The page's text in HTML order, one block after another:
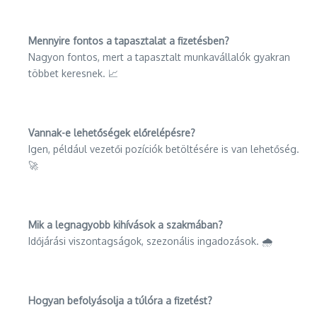
Mennyire fontos a tapasztalat a fizetésben?
Nagyon fontos, mert a tapasztalt munkavállalók gyakran
többet keresnek. 📈
Vannak-e lehetőségek előrelépésre?
Igen, például vezetői pozíciók betöltésére is van lehetőség.
🚀
Mik a legnagyobb kihívások a szakmában?
Időjárási viszontagságok, szezonális ingadozások. 🌧️
Hogyan befolyásolja a túlóra a fizetést?